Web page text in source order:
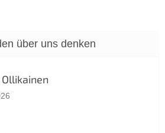
Ollikainen
Bewertung beträgt 5 von 5 Sternen.